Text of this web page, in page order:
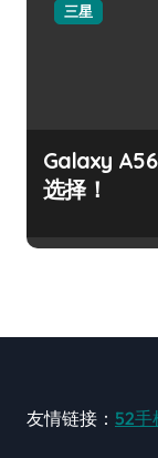
三星
Galaxy
选择！
友情链接： 52手